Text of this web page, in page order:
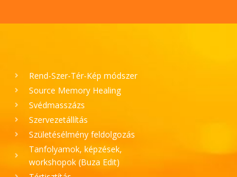
Rend-Szer-Tér-Kép módszer
Source Memory Healing
Svédmasszázs
Szervezetállítás
Születésélmény feldolgozás
Tanfolyamok, képzések,
workshopok (Buza Edit)